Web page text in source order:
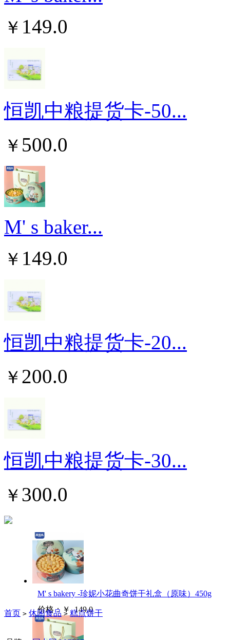
￥ 149.0
恒凯中粮提货卡-50...
￥ 500.0
M' s baker...
￥ 149.0
恒凯中粮提货卡-20...
￥ 200.0
恒凯中粮提货卡-30...
￥ 300.0
M' s bakery -珍妮小花曲奇饼干礼盒（原味）450g
价格： ￥149.0
首页 > 休闲食品 > 糕点饼干